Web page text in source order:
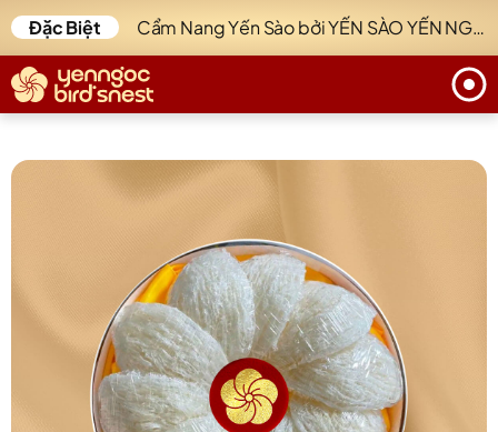
Đặc Biệt Cẩm Nang Yến Sào bởi YẾN SÀO YẾN NGỌC.